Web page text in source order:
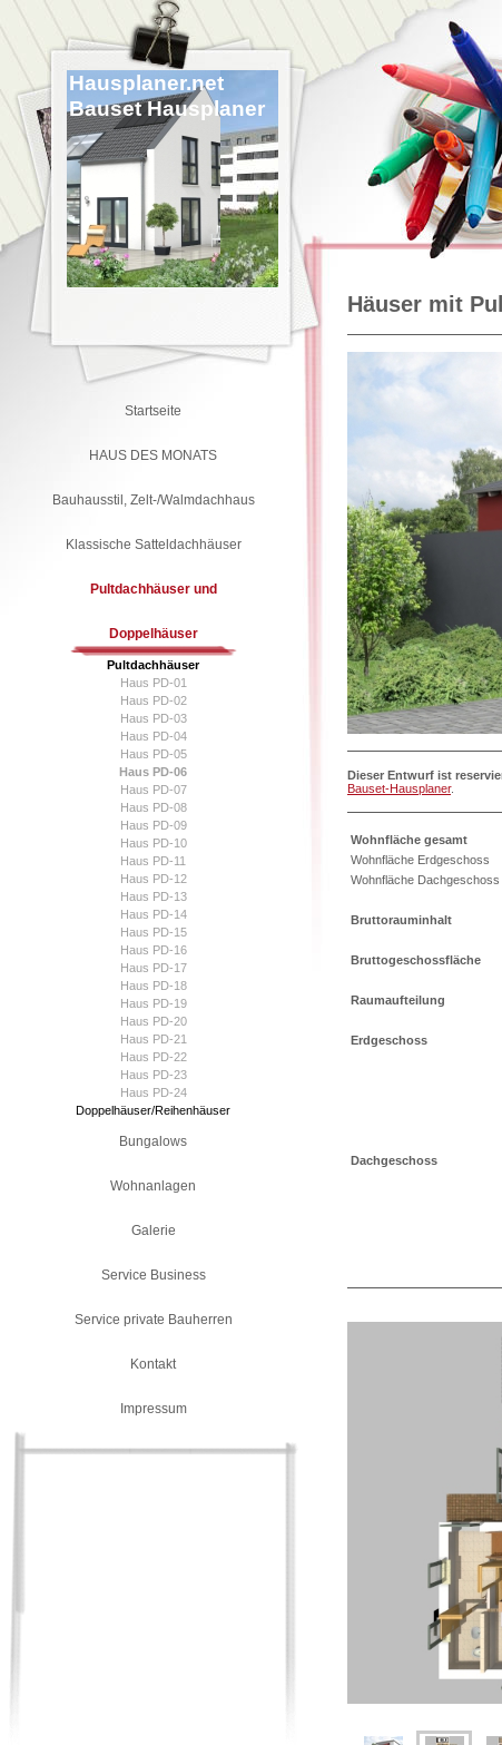
Hausplaner.net
Bauset Hausplaner
Häuser mit
Dieser Entwurf ist
Bauset-Hausplaner.
Wohnfläche gesamt
Wohnfläche Erdgeschoss
Wohnfläche Dachgeschoss
Bruttorauminhalt
Bruttogeschossfläche
Raumaufteilung
Erdgeschoss
Dachgeschoss
Startseite
HAUS DES MONATS
Bauhausstil, Zelt-/Walmdachhaus
Klassische Satteldachhäuser
Pultdachhäuser und
Doppelhäuser
Pultdachhäuser
Haus PD-01
Haus PD-02
Haus PD-03
Haus PD-04
Haus PD-05
Haus PD-06
Haus PD-07
Haus PD-08
Haus PD-09
Haus PD-10
Haus PD-11
Haus PD-12
Haus PD-13
Haus PD-14
Haus PD-15
Haus PD-16
Haus PD-17
Haus PD-18
Haus PD-19
Haus PD-20
Haus PD-21
Haus PD-22
Haus PD-23
Haus PD-24
Doppelhäuser/Reihenhäuser
Bungalows
Wohnanlagen
Galerie
Service Business
Service private Bauherren
Kontakt
Impressum